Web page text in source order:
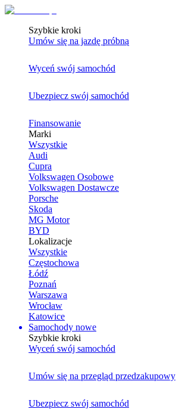
Szybkie kroki
Umów się na jazdę próbną
Wyceń swój samochód
Ubezpiecz swój samochód
Finansowanie
Marki
Wszystkie
Audi
Cupra
Volkswagen Osobowe
Volkswagen Dostawcze
Porsche
Skoda
MG Motor
BYD
Lokalizacje
Wszystkie
Częstochowa
Łódź
Poznań
Warszawa
Wrocław
Katowice
Samochody nowe
Szybkie kroki
Wyceń swój samochód
Umów się na przegląd przedzakupowy
Ubezpiecz swój samochód